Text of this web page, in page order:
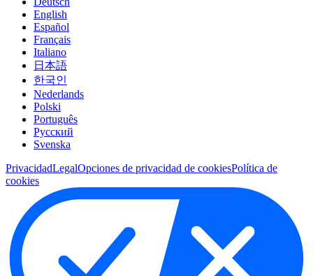
English
Español
Français
Italiano
日本語
한국인
Nederlands
Polski
Português
Pусский
Svenska
PrivacidadLegalOpciones de privacidad de cookiesPolítica de
cookies